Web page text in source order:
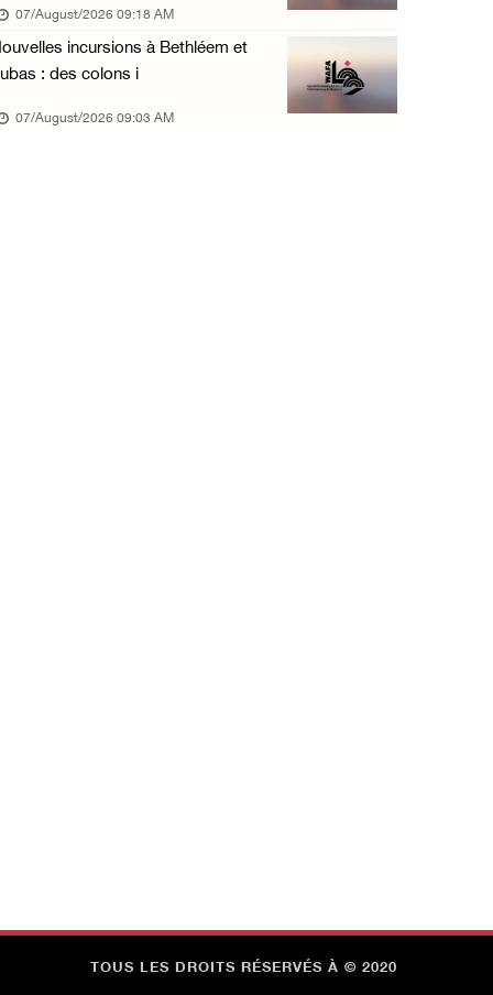
06/August/2026 04:58 PM
Offensive israélienne à Qalandia : 16 Palest ...
07/August/2026 09:18 AM
incursions à Bethléem et
: des colons i
07/August/2026 09:03 AM
TOUS LES DROITS RÉSERVÉS À © 2020